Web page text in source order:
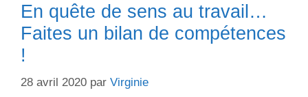
En quête de sens au travail…
Faites un bilan de compétences
!
28 avril 2020 par Virginie